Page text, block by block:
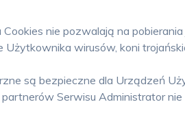
nie pozwalają na
wirusów, koni
są bezpieczne dla Urządzeń
Serwisu Administrator